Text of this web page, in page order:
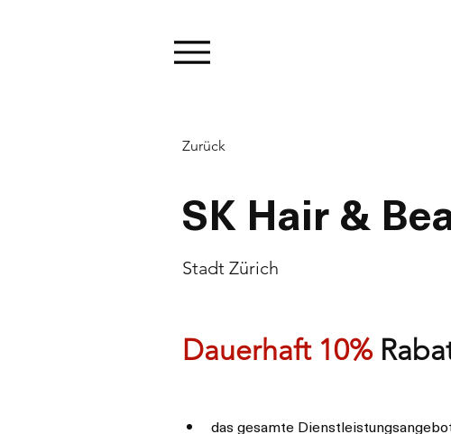
Zurück
SK Hair &
Stadt Zürich
Dauerhaft 10%
das gesamte